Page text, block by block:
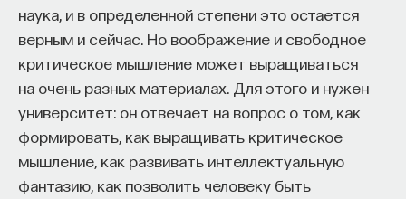
наука, и в определенной степени это остается
верным и сейчас. Но воображение и свободное
критическое мышление может выращиваться
на очень разных материалах. Для этого и нужен
университет: он отвечает на вопрос о том, как
формировать, как выращивать критическое
мышление, как развивать интеллектуальную
фантазию, как позволить человеку быть
11/24/2025
НАПИСАТЬ НАМ
НАД МАТЕРИАЛОМ РАБОТАЛИ